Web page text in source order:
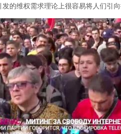
的维权需求理论上很容易将人们引向